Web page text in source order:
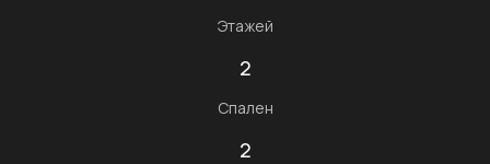
Этажей
2
Спален
2